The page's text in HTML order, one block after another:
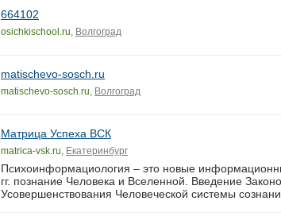
664102
osichkischool.ru, Волгоград
matischevo-sosch.ru
matischevo-sosch.ru, Волгоград
Матрица Успеха ВСК
matrica-vsk.ru, Екатеринбург
Психоинформациология – это новые
гг. познание Человека и Вселенной. Введение
Усовершенствования Человеческой системы